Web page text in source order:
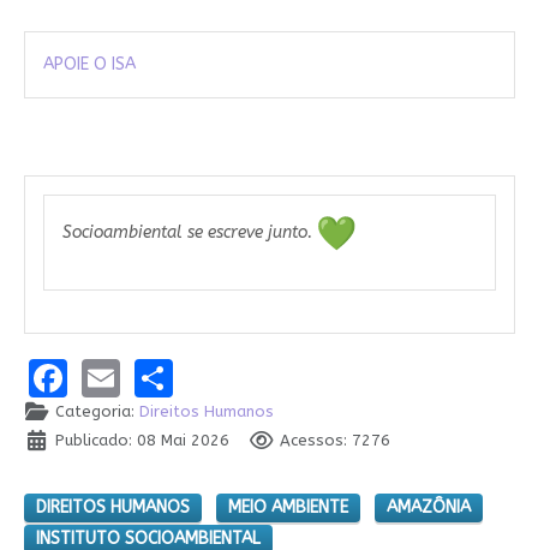
APOIE O ISA
Socioambiental se escreve junto.
Facebook
EmailShare
Categoria: Direitos Humanos
Publicado: 08 Mai 2026
Acessos: 7276
DIREITOS HUMANOS MEIO AMBIENTE
AMAZÔNIA
INSTITUTO SOCIOAMBIENTAL